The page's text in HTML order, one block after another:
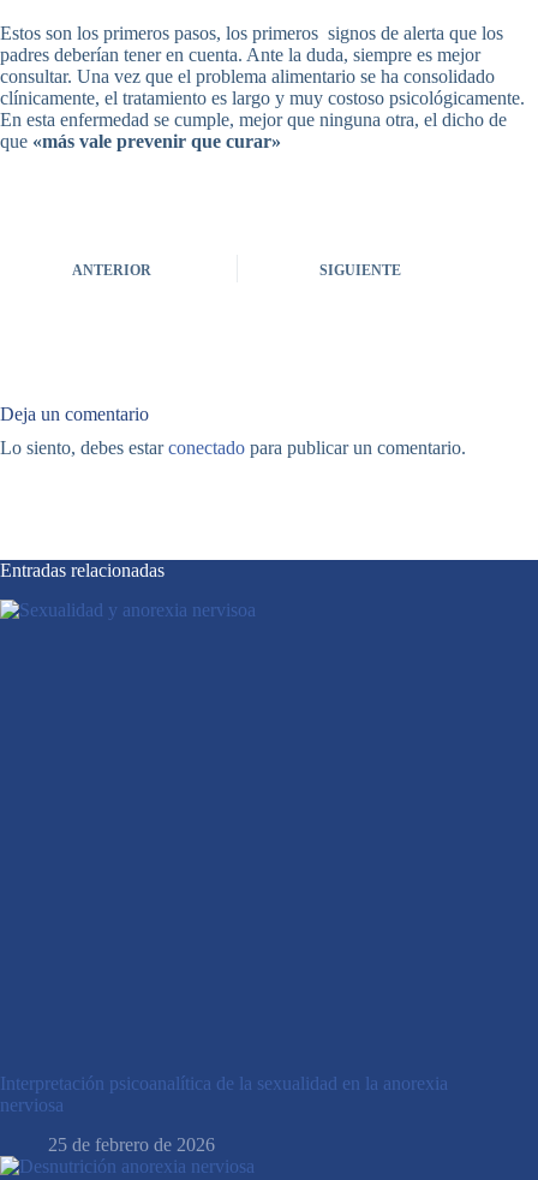
Estos son los primeros pasos, los primeros signos de alerta que los
padres deberían tener en cuenta. Ante la duda, siempre es mejor
consultar. Una vez que el problema alimentario se ha consolidado
clínicamente, el tratamiento es largo y muy costoso psicológicamente.
En esta enfermedad se cumple, mejor que ninguna otra, el dicho de
que «más vale prevenir que curar»
ANTERIOR SIGUIENTE
Deja un comentario
Lo siento, debes estarconectado para publicar un comentario.
Entradas relacionadas
Interpretación psicoanalítica de la sexualidad en la anorexia
nerviosa
25 de febrero de 2026